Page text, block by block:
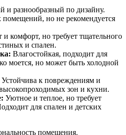
и разнообразный по дизайну.
но не рекомендуется
и комфорт, но требует тщательного
и спален.
Влагостойкая, подходит для
моется, но может быть холодной
Устойчива к повреждениям и
зон и кухни.
Уютное и теплое, но требует
для спален и детских
помещения.